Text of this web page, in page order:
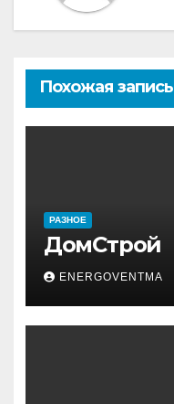
Похожая запись
РАЗНОЕ
ДомСтрой
ENERGOVENTMA